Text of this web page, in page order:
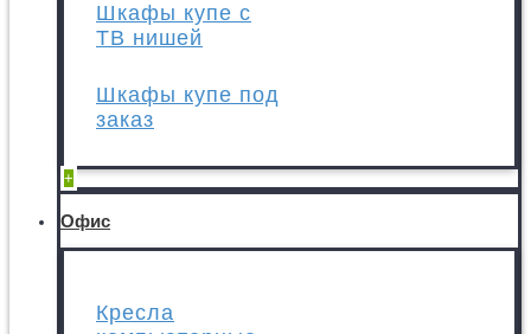
Шкафы купе с
ТВ нишей
Шкафы купе под
заказ
+
Офис
Кресла